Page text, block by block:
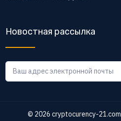
Новостная рассылка
© 2026 cryptocurency-21.com